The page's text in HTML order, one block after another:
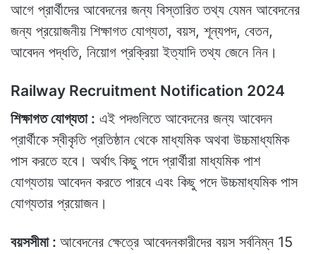
আগে প্রার্থীদের আবেদনের জন্য বিস্তারিত তথ্য যেমন আবেদনের
জন্য প্রয়োজনীয় শিক্ষাগত যোগ্যতা, বয়স, শূন্যপদ, বেতন,
আবেদন পদ্ধতি, নিয়োগ প্রক্রিয়া ইত্যাদি তথ্য জেনে নিন।
Railway Recruitment Notification 2024
শিক্ষাগত যোগ্যতা : এই পদগুলিতে আবেদনের জন্য আবেদন
প্রার্থীকে স্বীকৃতি প্রতিষ্ঠান থেকে মাধ্যমিক অথবা উচ্চমাধ্যমিক
পাস করতে হবে। অর্থাৎ কিছু পদে প্রার্থীরা মাধ্যমিক পাশ
যোগ্যতায় আবেদন করতে পারবে এবং কিছু পদে উচ্চমাধ্যমিক পাস
যোগ্যতার প্রয়োজন।
বয়সসীমা : আবেদনের ক্ষেত্রে আবেদনকারীদের বয়স সর্বনিম্ন 15